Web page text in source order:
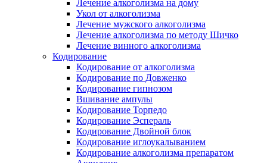
Лечение алкоголизма на дому
Укол от алкоголизма
Лечение мужского алкоголизма
Лечение алкоголизма по методу Шичко
Лечение винного алкоголизма
Кодирование
Кодирование от алкоголизма
Кодирование по Довженко
Кодирование гипнозом
Вшивание ампулы
Кодирование Торпедо
Кодирование Эспераль
Кодирование Двойной блок
Кодирование иглоукалыванием
Кодирование алкоголизма препаратом